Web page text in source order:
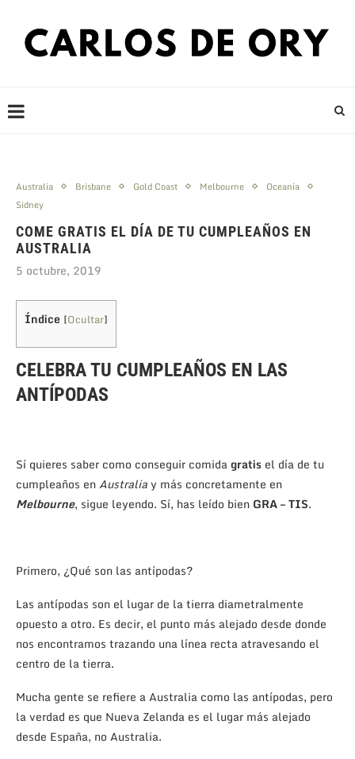
Australia Brisbane Gold Coast Melbourne
Oceanía
Sidney
COME GRATIS EL DÍA DE TU CUMPLEAÑOS EN
AUSTRALIA
5 octubre, 2019
Índice [Ocultar]
CELEBRA TU CUMPLEAÑOS EN LAS
ANTÍPODAS
Sí quieres saber como conseguir comidagratis el día de tu
cumpleaños enAustraliay más concretamente en
Melbourne, sigue leyendo. Sí, has leído bien GRA – TIS.
Primero, ¿Qué son las antípodas?
Las antípodas son el lugar de la tierra diametralmente
opuesto a otro. Es decir, el punto más alejado desde donde
nos encontramos trazando una línea recta atravesando el
centro de la tierra.
Mucha gente se refiere a Australia como las antípodas, pero
la verdad es que Nueva Zelanda es el lugar más alejado
desde España, no Australia.